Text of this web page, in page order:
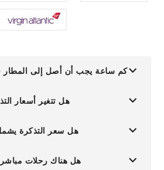
كم ساعة يجب أن أصل إلى المطار
هل تتغير أسعار
هل سعر التذكرة
هل هناك رحلات